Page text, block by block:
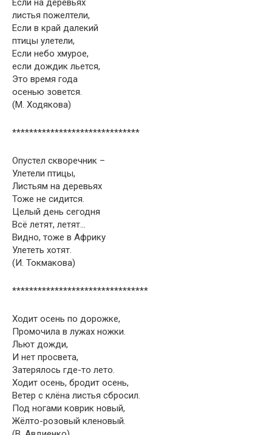
Если на деревьях
листья пожелтели,
Если в край далекий
птицы улетели,
Если небо хмурое,
если дождик льется,
Это время года
осенью зовется.
(М. Ходякова)
******************************
Опустел скворечник –
Улетели птицы,
Листьям на деревьях
Тоже не сидится.
Целый день сегодня
Всё летят, летят…
Видно, тоже в Африку
Улететь хотят.
(И. Токмакова)
********************************
Ходит осень по дорожке,
Промочила в лужах ножки.
Льют дожди,
И нет просвета,
Затерялось где-то лето.
Ходит осень, бродит осень,
Ветер с клёна листья сбросил.
Под ногами коврик новый,
Жёлто-розовый кленовый.